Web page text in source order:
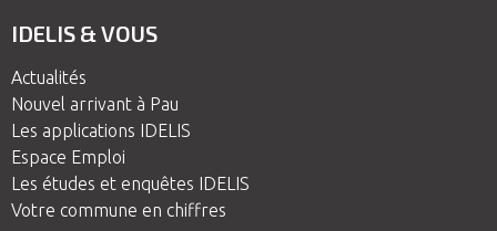
IDELIS & VOUS
Actualités
Nouvel arrivant à Pau
Les applications IDELIS
Espace Emploi
Les études et enquêtes IDELIS
Votre commune en chiffres